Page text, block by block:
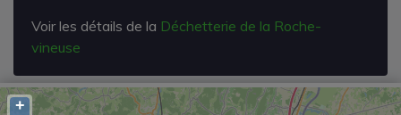
Voir les détails de la Déchetterie de la Roche-
vineuse
+